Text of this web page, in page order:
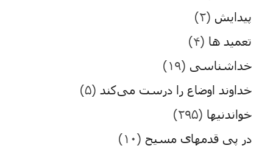
پیدایش (۲)
تعمید ها (۴)
خداشناسی (۱۹)
خداوند اوضاع را درست می‌کند (۵)
خواندنیها (۲۹۵)
در پی قدمهای مسیح (۱۰)